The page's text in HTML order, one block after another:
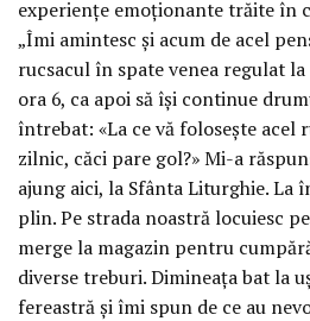
experiențe emoționante trăite în
„Îmi amintesc și acum de acel
rucsacul în spate venea regulat
ora 6, ca apoi să își continue
întrebat: «La ce vă folosește acel
zilnic, căci pare gol?» Mi-a
ajung aici, la Sfânta Liturghie. La
plin. Pe strada noastră locuiesc
merge la magazin pentru
diverse treburi. Dimineața bat la
fereastră și îmi spun de ce au